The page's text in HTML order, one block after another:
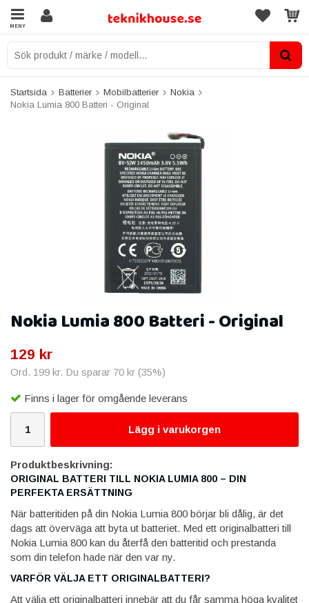
MENY
Startsida Batterier Mobilbatterier
Nokia
Nokia Lumia 800 Batteri - Original
Nokia Lumia 800 Batteri - Original
129 kr
Ord. 199 kr. Du sparar 70 kr (35%)
Finns i lager för omgående leverans
Lägg i varukorgen
Produktbeskrivning:
ORIGINAL BATTERI TILL NOKIA LUMIA 800 – DIN
PERFEKTA ERSÄTTNING
När batteritiden på din Nokia Lumia 800 börjar bli dålig, är det
dags att överväga att byta ut batteriet. Med ett originalbatteri till
Nokia Lumia 800 kan du återfå den batteritid och prestanda
som din telefon hade när den var ny.
VARFÖR VÄLJA ETT ORIGINALBATTERI?
Att välja ett originalbatteri innebär att du får samma höga kvalitet